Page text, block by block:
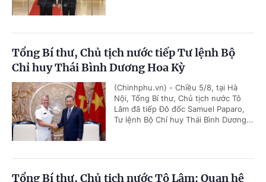
Tổng Bí thư, Chủ tịch nước tiếp Tư lệnh Bộ
Chỉ huy Thái Bình Dương Hoa Kỳ
(Chinhphu.vn) - Chiều 5/8, tại Hà
Nội, Tổng Bí thư, Chủ tịch nước Tô
Lâm đã tiếp Đô đốc Samuel Paparo,
Tư lệnh Bộ Chỉ huy Thái Bình Dương...
Tổng Bí thư, Chủ tịch nước Tô Lâm: Quan hệ